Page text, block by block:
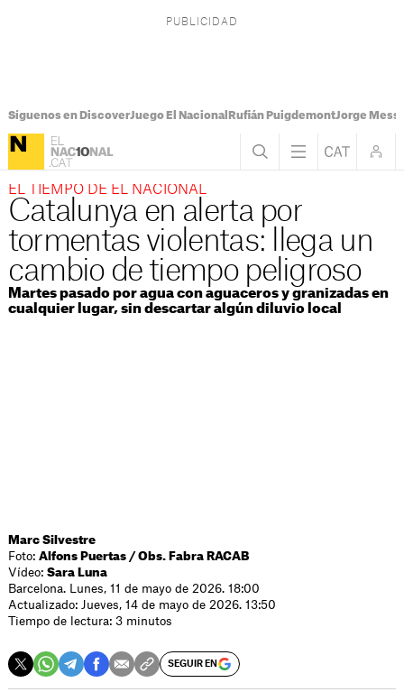
Síguenos en DiscoverJuego El Nacional Rufián PuigdemontJorge Messi
EL TIEMPO DE EL NACIONAL
Catalunya en alerta por
tormentas violentas: llega un
cambio de tiempo peligroso
Martes pasado por agua con aguaceros y granizadas en
cualquier lugar, sin descartar algún diluvio local
Marc Silvestre
Foto: Alfons Puertas / Obs. Fabra RACAB
Vídeo: Sara Luna
Barcelona. Lunes, 11 de mayo de 2026. 18:00
Actualizado: Jueves, 14 de mayo de 2026. 13:50
Tiempo de lectura: 3 minutos
SEGUIR EN